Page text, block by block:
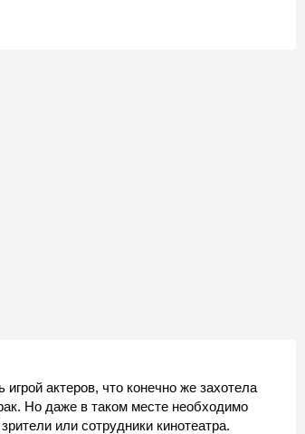
актеров, что конечно же захотела
Но даже в таком месте необходимо
или сотрудники кинотеатра.